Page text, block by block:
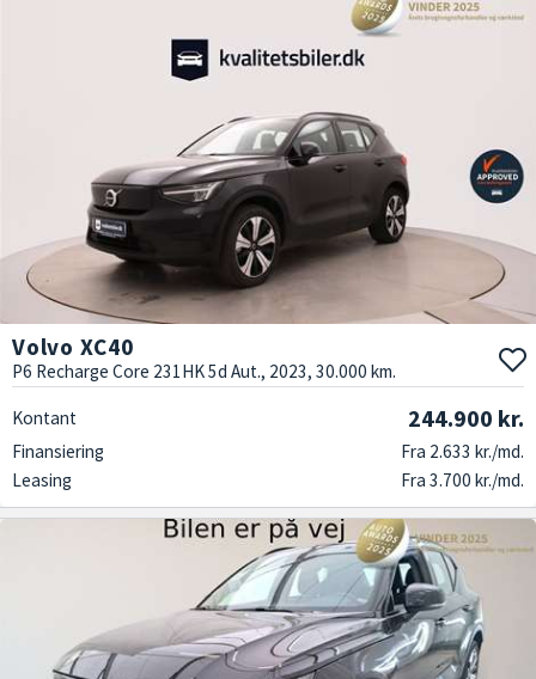
Volvo XC40
P6 Recharge Core 231HK 5d Aut., 2023, 30.000 km.
Kontant 244.900 kr.
Finansiering
Fra 2.633 kr./md.
Leasing
Fra 3.700 kr./md.